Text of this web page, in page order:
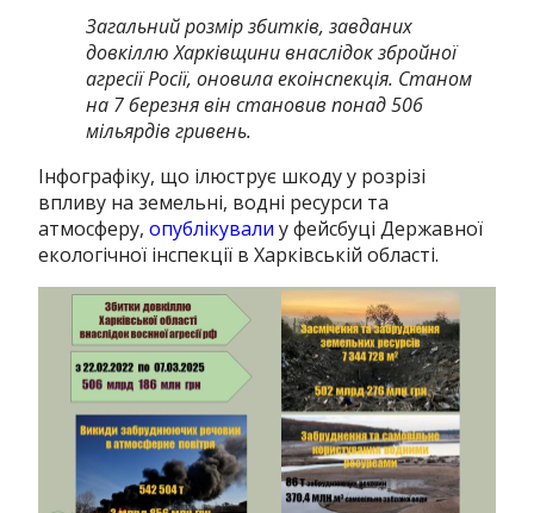
Загальний розмір збитків, завданих
довкіллю Харківщини внаслідок збройної
агресії Росії, оновила екоінспекція. Станом
на 7 березня він становив понад 506
мільярдів гривень.
Інфографіку, що ілюструє шкоду у розрізі
впливу на земельні, водні ресурси та
атмосферу,опублікували у фейсбуці Державної
екологічної інспекції в Харківській області.